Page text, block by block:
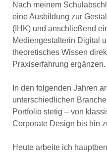
Nach meinem
eine Ausbildung zur
(IHK) und anschließend
Mediengestalterin Digital
theoretisches Wissen
Praxiserfahrung ergänzen.
In den folgenden Jahren
unterschiedlichen
Portfolio stetig – von
Corporate Design bis hin
Heute arbeite ich